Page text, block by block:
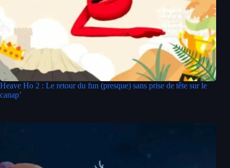
Heave Ho 2 : Le retour du fun (presque) sans prise de tête sur le
canap’